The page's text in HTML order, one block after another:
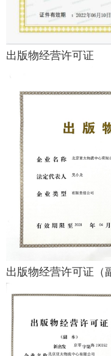
出版物经营许可证
出版物经营许可证（